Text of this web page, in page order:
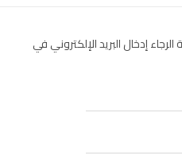
إدخال البريد الإلكتروني في